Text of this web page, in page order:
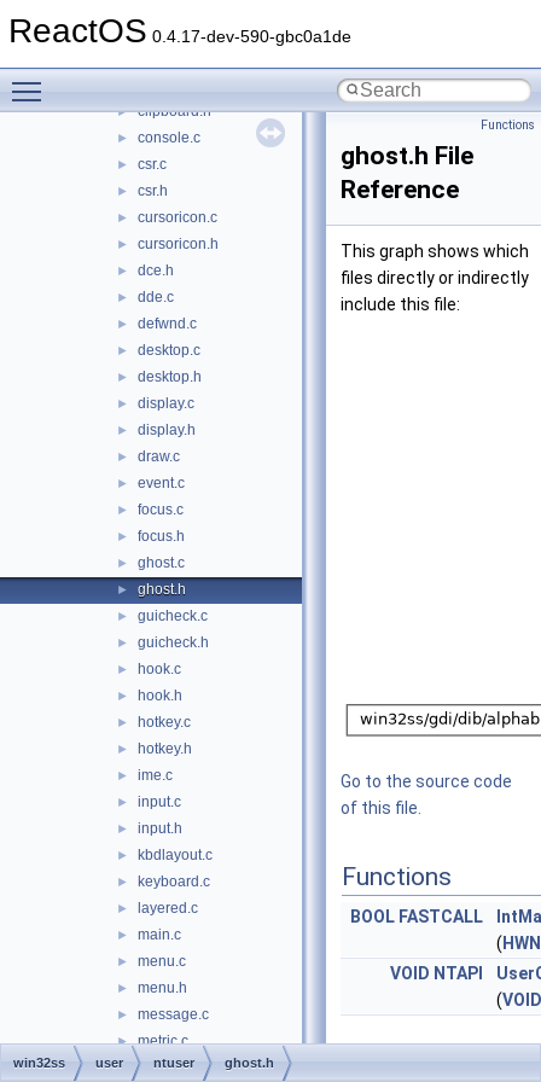
ReactOS 0.4.17-dev-590-gbc0a1de
► class.c
► clipboard.h
► console.c
► csr.c
► csr.h
► cursoricon.c
► cursoricon.h
► dce.h
► dde.c
► defwnd.c
► desktop.c
► desktop.h
► display.c
► display.h
► draw.c
► event.c
► focus.c
► focus.h
► ghost.c
► ghost.h
► guicheck.c
► guicheck.h
► hook.c
► hook.h
► hotkey.c
► hotkey.h
► ime.c
► input.c
► input.h
► kbdlayout.c
► keyboard.c
► layered.c
► main.c
► menu.c
► menu.h
► message.c
► metric.c
► misc.c
Functions
ghost.h File
Reference
This graph shows which
files directly or indirectly
include this file:
Go to the source code
of this file.
Functions
BOOL FASTCALL
(
VOID NTAPI
(VOID
win32ss user ntuser ghost.h